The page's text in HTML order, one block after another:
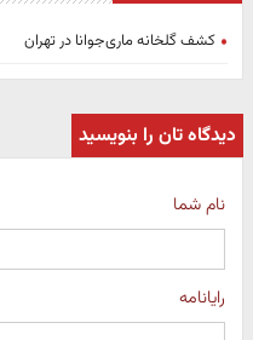
کشف گلخانه ماری‌جوانا در تهران
دیدگاه تان را بنویسید
نام شما
رایانامه